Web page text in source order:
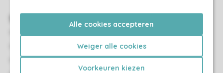
Alle cookies accepteren
Weiger alle cookies
Voorkeuren kiezen
Badkamer met douchecabine en wastafel
Apart toilet op de begane grond
Apart toilet op de eerste verdieping